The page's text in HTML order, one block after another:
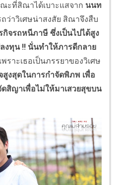
ะที่สิณาได้เบาะแสจาก นนท
ว่าวิเศษน่าสงสัย สิณาจึงสืบ
กิจรถหนีภาษี ซึ่งเป็นไปได้สูง
ลงทุน !! นั่นทำให้ภารดีกลาย
เพราะเธอเป็นภรรยาของวิเศษ
งสุดในการกำจัดพิภพ เพื่อ
สิญาเพื่อไม่ให้มาเสวยสุขบน